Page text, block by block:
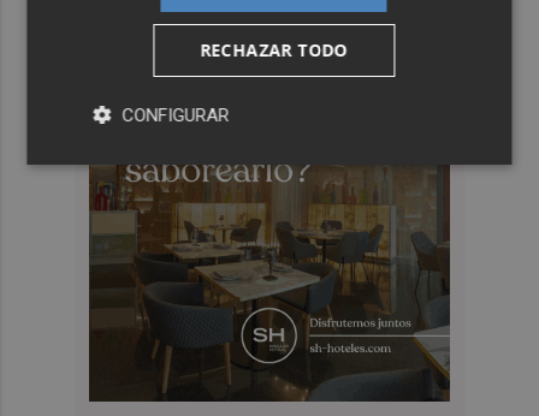
RECHAZAR TODO
CONFIGURAR